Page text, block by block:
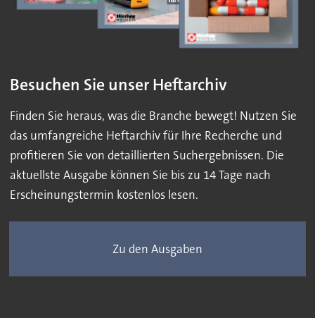
Besuchen Sie unser Heftarchiv
Finden Sie heraus, was die Branche bewegt! Nutzen Sie
das umfangreiche Heftarchiv für Ihre Recherche und
profitieren Sie von detaillierten Suchergebnissen. Die
aktuellste Ausgabe können Sie bis zu 14 Tage nach
Erscheinungstermin kostenlos lesen.
Zu den Ausgaben